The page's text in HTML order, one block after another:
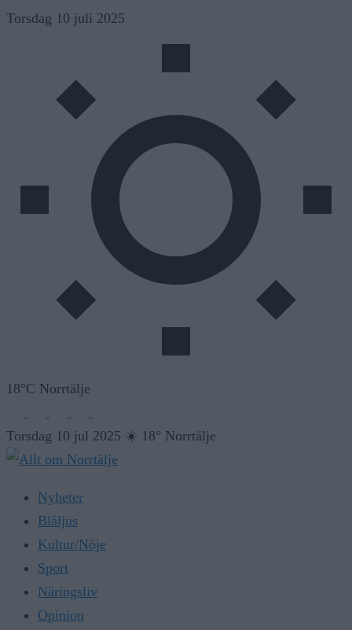
Skip
Torsdag 10 juli 2025
18°C Norrtälje
Torsdag 10 jul 2025 ☀️ 18° Norrtälje
Nyheter
Blåljus
Kultur/Nöje
Sport
Näringsliv
Opinion